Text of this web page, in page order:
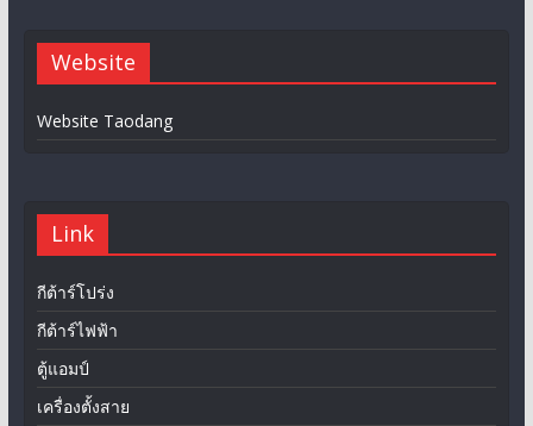
Website
Website Taodang
Link
กีต้าร์โปร่ง
กีต้าร์ไฟฟ้า
ตู้แอมป์
เครื่องตั้งสาย